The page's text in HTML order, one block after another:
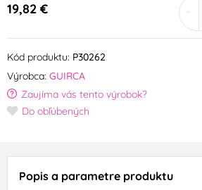
19,82 €
Kód produktu: P30262
Výrobca: GUIRCA
Zaujíma vás tento výrobok?
Do obľúbených
Popis a parametre produktu